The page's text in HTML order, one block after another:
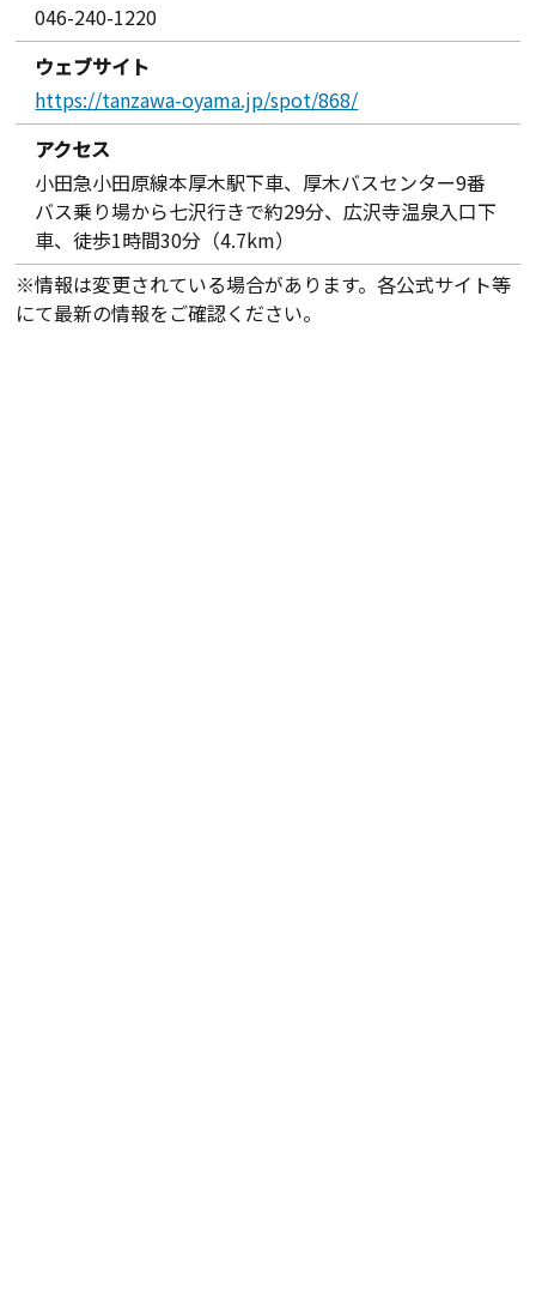
046-240-1220
ウェブサイト
https://tanzawa-oyama.jp/spot/868/
アクセス
小田急小田原線本厚木駅下車、厚木バスセンター9番
バス乗り場から七沢行きで約29分、広沢寺温泉入口下
車、徒歩1時間30分（4.7km）
※情報は変更されている場合があります。各公式サイト等
にて最新の情報をご確認ください。